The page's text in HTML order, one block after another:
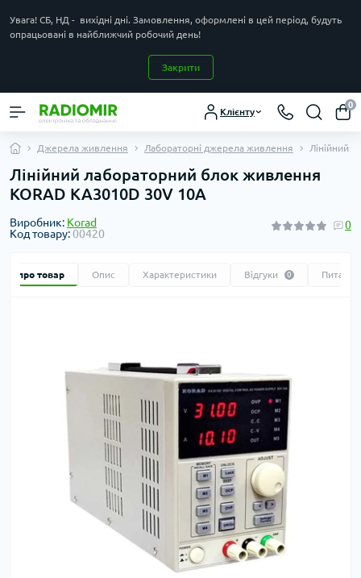
Увага! СБ, НД - вихідні дні. Замовлення, оформлені в цей період, будуть
опрацьовані в найближчий робочий день!
Закрити
Клієнту
0
Джерела живлення Лабораторні джерела живлення Лінійний
Лінійний лабораторний блок живлення
KORAD KA3010D 30V 10A
Виробник: Korad
Код товару:00420
0
про товар Опис Характеристики Відгуки 0 Питання